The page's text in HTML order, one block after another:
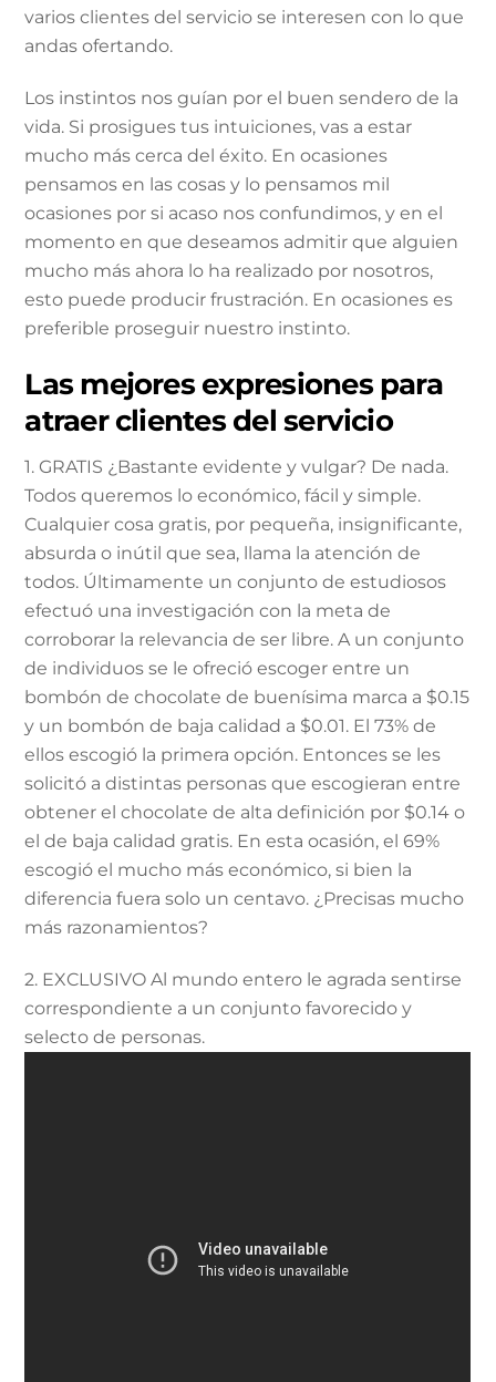
varios clientes del servicio se interesen con lo que
andas ofertando.
Los instintos nos guían por el buen sendero de la
vida. Si prosigues tus intuiciones, vas a estar
mucho más cerca del éxito. En ocasiones
pensamos en las cosas y lo pensamos mil
ocasiones por si acaso nos confundimos, y en el
momento en que deseamos admitir que alguien
mucho más ahora lo ha realizado por nosotros,
esto puede producir frustración. En ocasiones es
preferible proseguir nuestro instinto.
Las mejores expresiones para
atraer clientes del servicio
1. GRATIS ¿Bastante evidente y vulgar? De nada.
Todos queremos lo económico, fácil y simple.
Cualquier cosa gratis, por pequeña, insignificante,
absurda o inútil que sea, llama la atención de
todos. Últimamente un conjunto de estudiosos
efectuó una investigación con la meta de
corroborar la relevancia de ser libre. A un conjunto
de individuos se le ofreció escoger entre un
bombón de chocolate de buenísima marca a $0.15
y un bombón de baja calidad a $0.01. El 73% de
ellos escogió la primera opción. Entonces se les
solicitó a distintas personas que escogieran entre
obtener el chocolate de alta definición por $0.14 o
el de baja calidad gratis. En esta ocasión, el 69%
escogió el mucho más económico, si bien la
diferencia fuera solo un centavo. ¿Precisas mucho
más razonamientos?
2. EXCLUSIVO Al mundo entero le agrada sentirse
correspondiente a un conjunto favorecido y
selecto de personas.